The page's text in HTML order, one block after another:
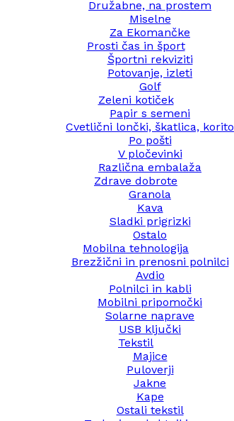
Družabne, na prostem
Miselne
Za Ekomančke
Prosti čas in šport
Športni rekviziti
Potovanje, izleti
Golf
Zeleni kotiček
Papir s semeni
Cvetlični lončki, škatlica, korito
Po pošti
V pločevinki
Različna embalaža
Zdrave dobrote
Granola
Kava
Sladki prigrizki
Ostalo
Mobilna tehnologija
Brezžični in prenosni polnilci
Avdio
Polnilci in kabli
Mobilni pripomočki
Solarne naprave
USB ključki
Tekstil
Majice
Puloverji
Jakne
Kape
Ostali tekstil